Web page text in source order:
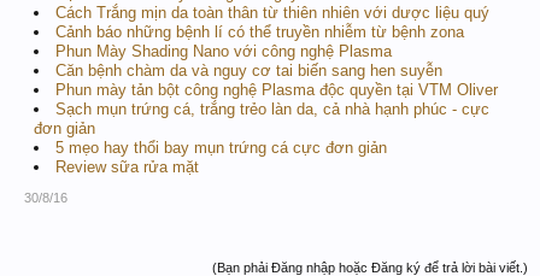
Cách Trắng mịn da toàn thân từ thiên nhiên với dược liệu quý
Cảnh báo những bệnh lí có thể truyền nhiễm từ bệnh zona
Phun Mày Shading Nano với công nghệ Plasma
Căn bệnh chàm da và nguy cơ tai biến sang hen suyễn
Phun mày tản bột công nghệ Plasma độc quyền tại VTM Oliver
Sạch mụn trứng cá, trắng trẻo làn da, cả nhà hạnh phúc - cực
đơn giản
5 mẹo hay thổi bay mụn trứng cá cực đơn giản
Review sữa rửa mặt
30/8/16
(Bạn phải Đăng nhập hoặc Đăng ký để trả lời bài viết.)